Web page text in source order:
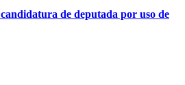
de deputada por uso de